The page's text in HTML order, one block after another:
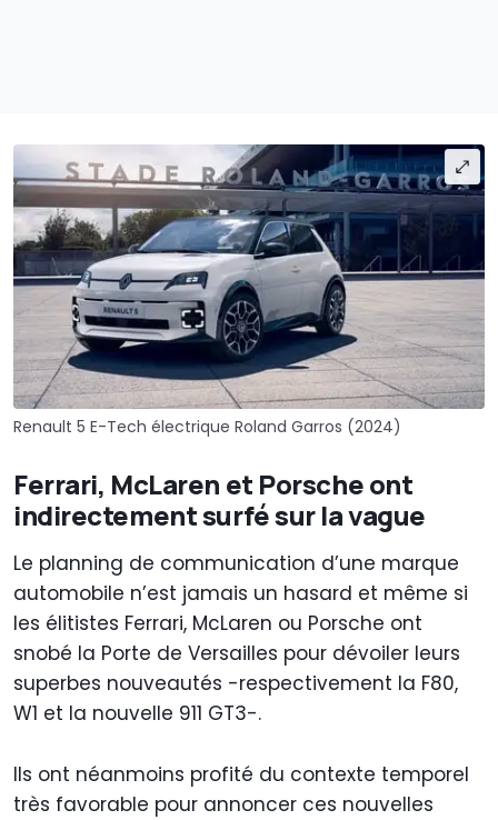
Renault 5 E-Tech électrique Roland Garros (2024)
Ferrari, McLaren et Porsche ont
indirectement surfé sur la vague
Le planning de communication d’une marque
automobile n’est jamais un hasard et même si
les élitistes Ferrari, McLaren ou Porsche ont
snobé la Porte de Versailles pour dévoiler leurs
superbes nouveautés -respectivement la F80,
W1 et la nouvelle 911 GT3-.
Ils ont néanmoins profité du contexte temporel
très favorable pour annoncer ces nouvelles